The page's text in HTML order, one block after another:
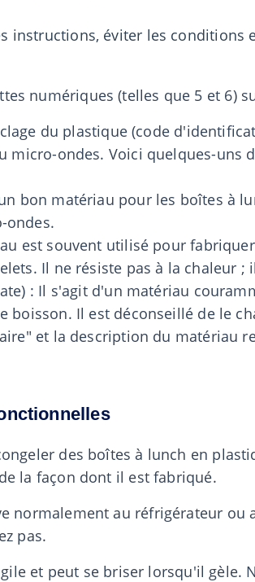
instructions, éviter les
numériques (telles que 5 et 6)
du plastique (code
micro-ondes. Voici quelques-
bon matériau pour les boîtes à
ondes.
est souvent utilisé pour
Il ne résiste pas à la chaleur ;
: Il s'agit d'un matériau
boisson. Il est déconseillé de le
et la description du matériau
des boîtes à lunch en
la façon dont il est fabriqué.
normalement au réfrigérateur
pas.
et peut se briser lorsqu'il gèle.